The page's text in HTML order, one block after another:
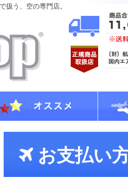
扱う、空の専門店。
お支払い